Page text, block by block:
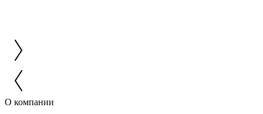
О компании